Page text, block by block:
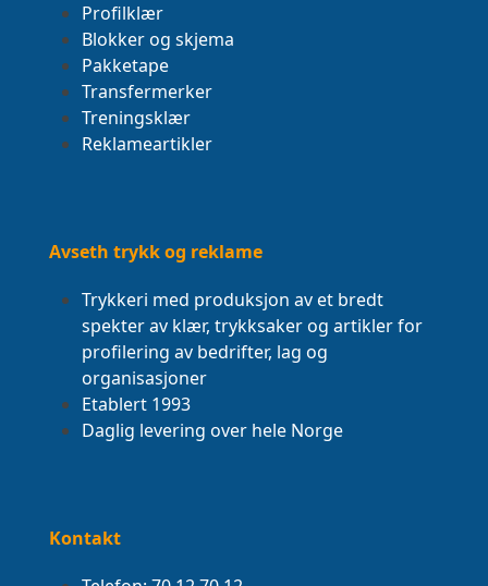
Profilklær
Blokker og skjema
Pakketape
Transfermerker
Treningsklær
Reklameartikler
Avseth trykk og reklame
Trykkeri med produksjon av et bredt
spekter av klær, trykksaker og artikler for
profilering av bedrifter, lag og
organisasjoner
Etablert 1993
Daglig levering over hele Norge
Kontakt